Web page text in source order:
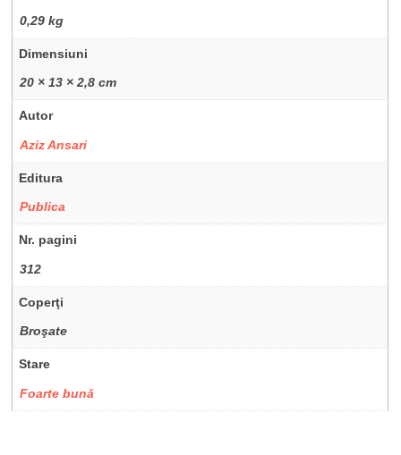
0,29 kg
Dimensiuni
20 × 13 × 2,8 cm
Autor
Aziz Ansari
Editura
Publica
Nr. pagini
312
Coperţi
Broşate
Stare
Foarte bună